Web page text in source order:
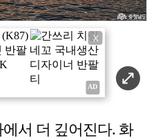
X
서 더 깊어진다. 화